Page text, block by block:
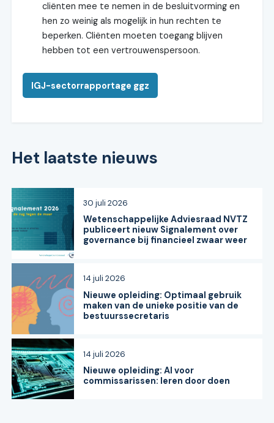
cliënten mee te nemen in de besluitvorming en
hen zo weinig als mogelijk in hun rechten te
beperken. Cliënten moeten toegang blijven
hebben tot een vertrouwenspersoon.
IGJ-sectorrapportage ggz
Het laatste nieuws
Wetenschappelijke Adviesraad NVTZ
publiceert nieuw Signalement over
governance bij financieel zwaar weer
30 juli 2026
Nieuwe opleiding: Optimaal gebruik
maken van de unieke positie van de
bestuurssecretaris
14 juli 2026
Nieuwe opleiding: AI voor
commissarissen: leren door doen
14 juli 2026